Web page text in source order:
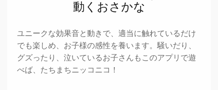
動くおさかな
ユニークな効果音と動きで、適当に触れているだけ
でも楽しめ、お子様の感性を養います。騒いだり、
グズったり、泣いているお子さんもこのアプリで遊
べば、たちまちニッコニコ！